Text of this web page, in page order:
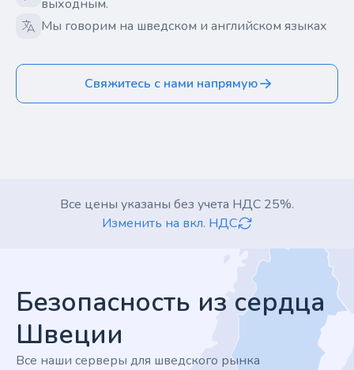
выходным.
Мы говорим на шведском и английском языках
Свяжитесь с нами напрямую
Все цены указаны без учета НДС 25%.
Изменить на вкл. НДС
Безопасность из сердца
Швеции
Все наши серверы для шведского рынка